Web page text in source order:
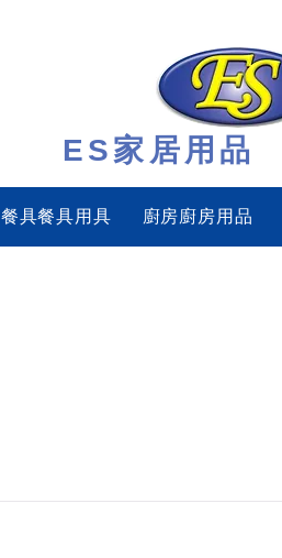
ES家居用品
餐具餐具用具 廚房廚房用品